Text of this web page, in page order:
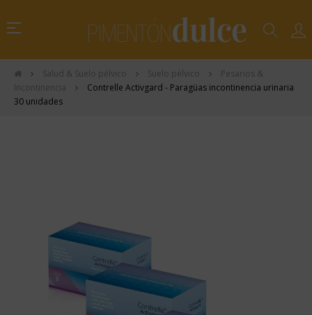
Navegación
palanca
☰
Salud & Suelo pélvico Suelo pélvico
Pesarios &
Incontinencia
Contrelle Activgard - Paragüas incontinencia urinaria
30 unidades